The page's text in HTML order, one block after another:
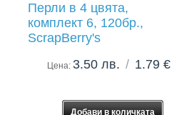
Перли в 4 цвята,
комплект 6, 120бр.,
ScrapBerry's
Цена: 3.50 лв. / 1.79 €